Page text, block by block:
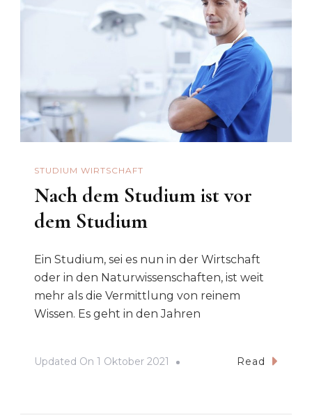
STUDIUM WIRTSCHAFT
Nach dem Studium ist vor
dem Studium
Ein Studium, sei es nun in der Wirtschaft
oder in den Naturwissenschaften, ist weit
mehr als die Vermittlung von reinem
Wissen. Es geht in den Jahren
Updated On 1 Oktober 2021 Read